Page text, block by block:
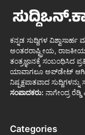
ಕನ್ನಡ ಸುದ್ದಿಗಳ
ಅಂತರರಾಷ್ಟ್ರೀಯ,
ತಂತ್ರಜ್ಞಾನಕ್ಕೆ ಸಂಬಂಧಿಸಿದ
ಯಾವಾಗಲೂ ಅಪ್‌ಡೇಟ್
ನಿಷ್ಪಕ್ಷಪಾತವಾದ
ಸಂಪಾದಕರು: ನಾಗೇಂದ್ರ
Categories